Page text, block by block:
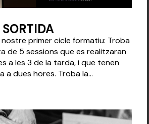
primer cicle formatiu: Troba
de 5 sessions que es realitzaran
a les 3 de la tarda, i que tenen
a dues hores. Troba la...